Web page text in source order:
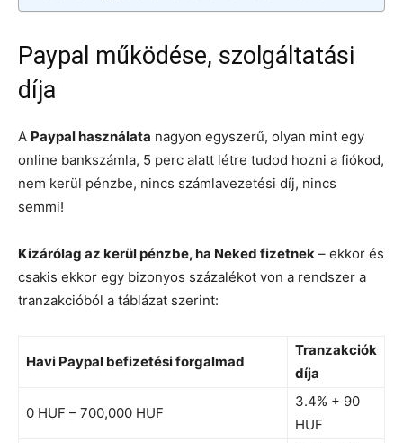
Paypal működése, szolgáltatási
díja
A Paypal használata nagyon egyszerű, olyan mint egy
online bankszámla, 5 perc alatt létre tudod hozni a fiókod,
nem kerül pénzbe, nincs számlavezetési díj, nincs
semmi!
Kizárólag az kerül pénzbe, ha Neked fizetnek – ekkor és
csakis ekkor egy bizonyos százalékot von a rendszer a
tranzakcióból a táblázat szerint:
Havi Paypal befizetési forgalmad
Tranzakciók
díja
0 HUF – 700,000 HUF
3.4% + 90
HUF